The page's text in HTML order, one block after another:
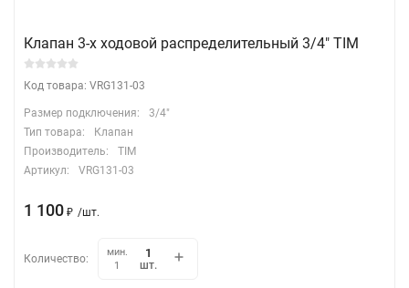
Клапан 3-х ходовой распределительный 3/4" TIM
Код товара: VRG131-03
Размер подключения:
3/4"
Тип товара:
Клапан
Производитель:
TIM
Артикул:
VRG131-03
1 100 ₽ /шт.
Количество:
мин.
1
шт.